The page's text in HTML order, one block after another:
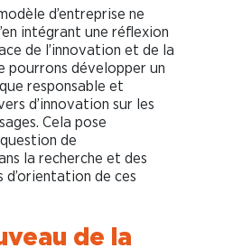
d’entreprise ne
intégrant une réflexion
de l’innovation et de la
pourrons développer un
responsable et
d’innovation sur les
Cela pose
de
la recherche et des
de ces
de la